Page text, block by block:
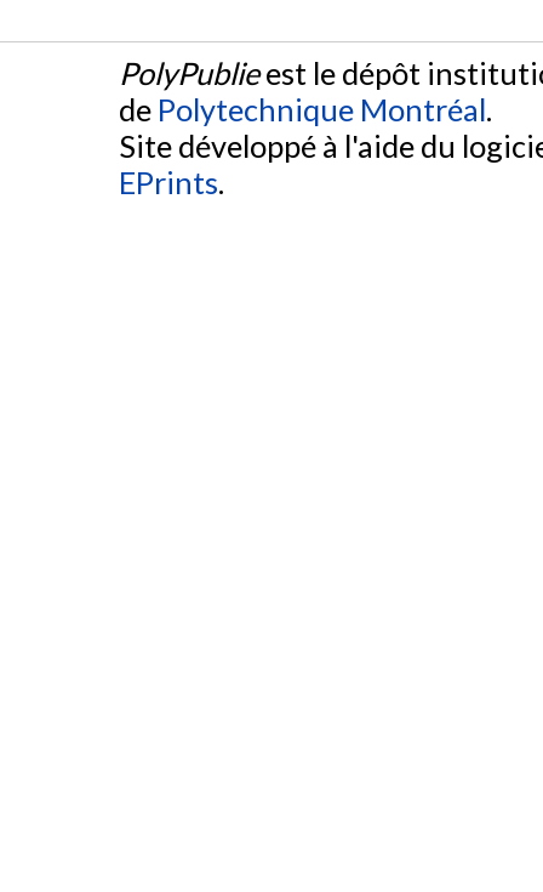
PolyPublieest le dépôt
de Polytechnique Montréal.
Site développé à l'aide du
EPrints.